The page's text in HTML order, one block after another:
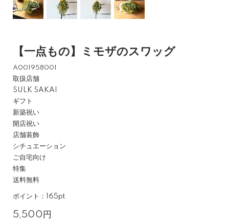
【一点もの】ミモザのスワッグ
A001958001
取扱店舗
SULK SAKAI
ギフト
新築祝い
開店祝い
店舗装飾
シチュエーション
ご自宅向け
特集
送料無料
ポイント：165pt
5,500円